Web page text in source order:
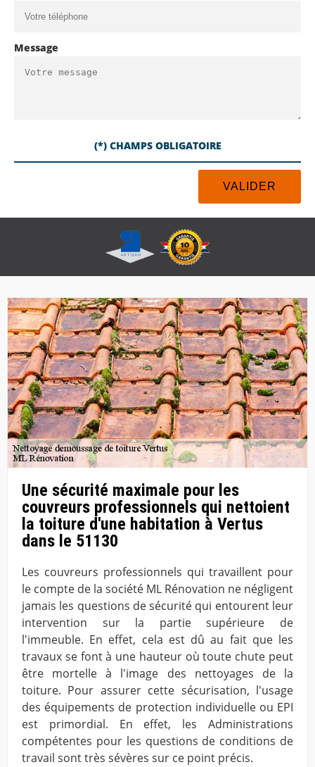
Message
(*) CHAMPS OBLIGATOIRE
Une sécurité maximale pour les
couvreurs professionnels qui nettoient
la toiture d'une habitation à Vertus
dans le 51130
Les couvreurs professionnels qui travaillent pour
le compte de la société ML Rénovation ne négligent
jamais les questions de sécurité qui entourent leur
intervention sur la partie supérieure de
l'immeuble. En effet, cela est dû au fait que les
travaux se font à une hauteur où toute chute peut
être mortelle à l'image des nettoyages de la
toiture. Pour assurer cette sécurisation, l'usage
des équipements de protection individuelle ou EPI
est primordial. En effet, les Administrations
compétentes pour les questions de conditions de
travail sont très sévères sur ce point précis.